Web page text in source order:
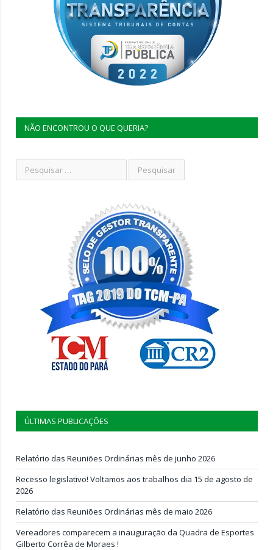
NÃO ENCONTROU O QUE QUERIA?
ÚLTIMAS PUBLICAÇÕES
Relatório das Reuniões Ordinárias mês de junho 2026
Recesso legislativo! Voltamos aos trabalhos dia 15 de agosto de
2026
Relatório das Reuniões Ordinárias mês de maio 2026
Vereadores comparecem a inauguração da Quadra de Esportes
Gilberto Corrêa de Moraes !